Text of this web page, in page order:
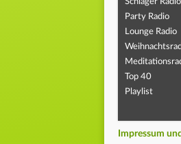
Schlager Radio
Party Radio
Lounge Radio
Top 40
Playlist
Impressum